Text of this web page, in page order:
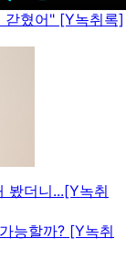
갇혔어" [Y녹취록]
봤더니...[Y녹취
능할까? [Y녹취